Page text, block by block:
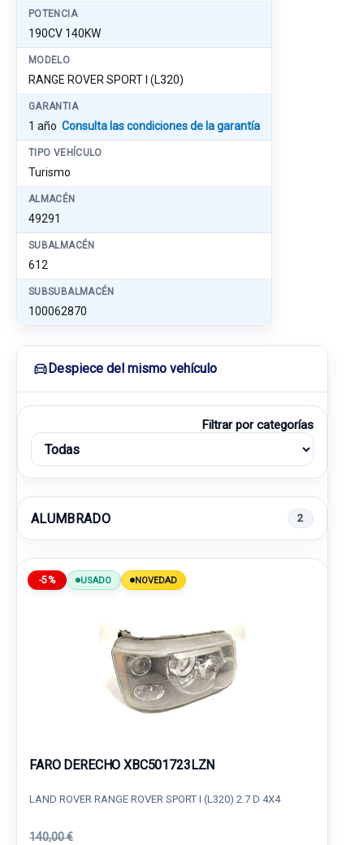
POTENCIA
190CV 140KW
MODELO
RANGE ROVER SPORT I (L320)
GARANTIA
1 año Consulta las condiciones de la garantía
TIPO VEHÍCULO
Turismo
ALMACÉN
49291
SUBALMACÉN
612
SUBSUBALMACÉN
100062870
Despiece del mismo vehículo
Filtrar por categorías
ALUMBRADO 2
-5% USADO NOVEDAD
FARO DERECHO XBC501723LZN
LAND ROVER RANGE ROVER SPORT I (L320) 2.7 D 4X4
140,00 €